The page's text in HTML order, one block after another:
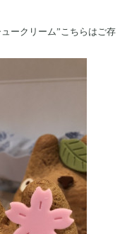
ークリーム”こちらはご存